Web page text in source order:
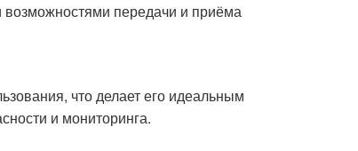
возможностями передачи и приёма
что делает его идеальным
и мониторинга.